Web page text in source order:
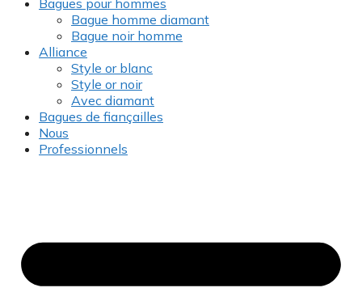
Bague homme diamant
Bague noir homme
Alliance
Style or blanc
Style or noir
Avec diamant
Bagues de fiançailles
Nous
Professionnels